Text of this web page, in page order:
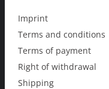
Imprint
Terms and conditions
Terms of payment
Right of withdrawal
Shipping